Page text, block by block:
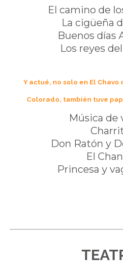
El camino de
La cigüeña
Buenos días
Los reyes
Y actué, no solo en El Chavo
Colorado, también tuve
Música de
Don Ratón y
El
Princesa y